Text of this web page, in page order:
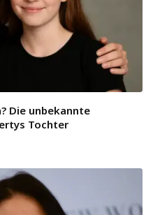
Die unbekannte
Tochter